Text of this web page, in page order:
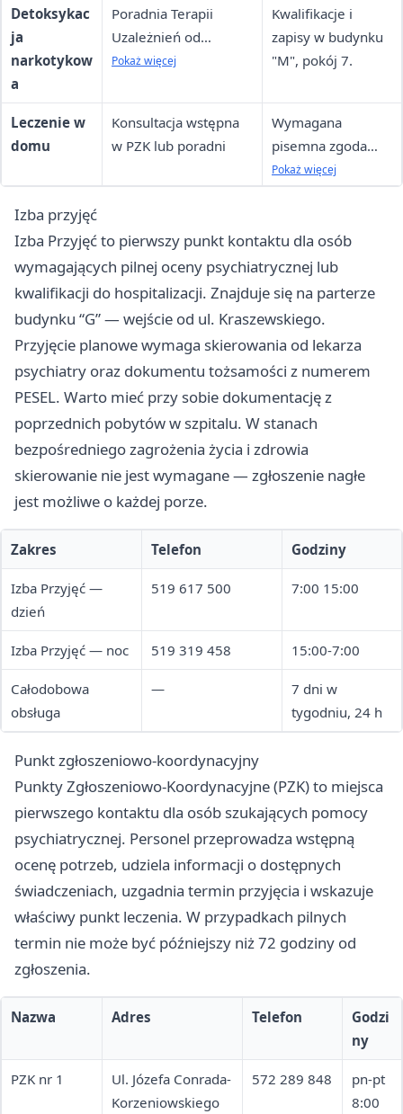
Detoksykac
ja
narkotykow
a
Poradnia Terapii
Uzależnień od
Substancji
519 617 783
Pokaż więcej
Kwalifikacje i
zapisy w budynku
"M", pokój 7.
Leczenie w
domu
Konsultacja wstępna
w PZK lub poradni
Wymagana
pisemna zgoda
pacjenta. Zespół
mobilny
Pokaż więcej
Izba przyjęć
Izba Przyjęć to pierwszy punkt kontaktu dla osób
wymagających pilnej oceny psychiatrycznej lub
kwalifikacji do hospitalizacji. Znajduje się na parterze
budynku “G” — wejście od ul. Kraszewskiego.
Przyjęcie planowe wymaga skierowania od lekarza
psychiatry oraz dokumentu tożsamości z numerem
PESEL. Warto mieć przy sobie dokumentację z
poprzednich pobytów w szpitalu. W stanach
bezpośredniego zagrożenia życia i zdrowia
skierowanie nie jest wymagane — zgłoszenie nagłe
jest możliwe o każdej porze.
Zakres Telefon Godziny
Izba Przyjęć —
dzień
519 617 500 7:00 15:00
Izba Przyjęć — noc 519 319 458 15:00-7:00
Całodobowa
obsługa
—
7 dni w
tygodniu, 24 h
Punkt zgłoszeniowo-koordynacyjny
Punkty Zgłoszeniowo-Koordynacyjne (PZK) to miejsca
pierwszego kontaktu dla osób szukających pomocy
psychiatrycznej. Personel przeprowadza wstępną
ocenę potrzeb, udziela informacji o dostępnych
świadczeniach, uzgadnia termin przyjęcia i wskazuje
właściwy punkt leczenia. W przypadkach pilnych
termin nie może być późniejszy niż 72 godziny od
zgłoszenia.
Nazwa Adres Telefon
Godzi
ny
PZK nr 1
Ul. Józefa Conrada-
Korzeniowskiego
572 289 848
pn-pt
8:00